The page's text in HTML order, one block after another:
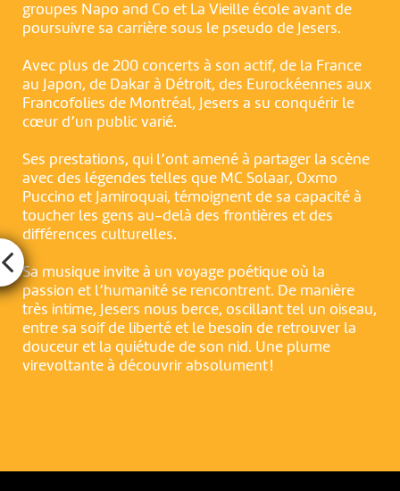
groupes Napo and Co et La Vieille école avant de
poursuivre sa carrière sous le pseudo de Jesers.
Avec plus de 200 concerts à son actif, de la France
au Japon, de Dakar à Détroit, des Eurockéennes aux
Francofolies de Montréal, Jesers a su conquérir le
cœur d’un public varié.
Ses prestations, qui l’ont amené à partager la scène
avec des légendes telles que MC Solaar, Oxmo
Puccino et Jamiroquai, témoignent de sa capacité à
toucher les gens au-delà des frontières et des
différences culturelles.
Sa musique invite à un voyage poétique où la
passion et l’humanité se rencontrent. De manière
très intime, Jesers nous berce, oscillant tel un oiseau,
entre sa soif de liberté et le besoin de retrouver la
douceur et la quiétude de son nid. Une plume
virevoltante à découvrir absolument !